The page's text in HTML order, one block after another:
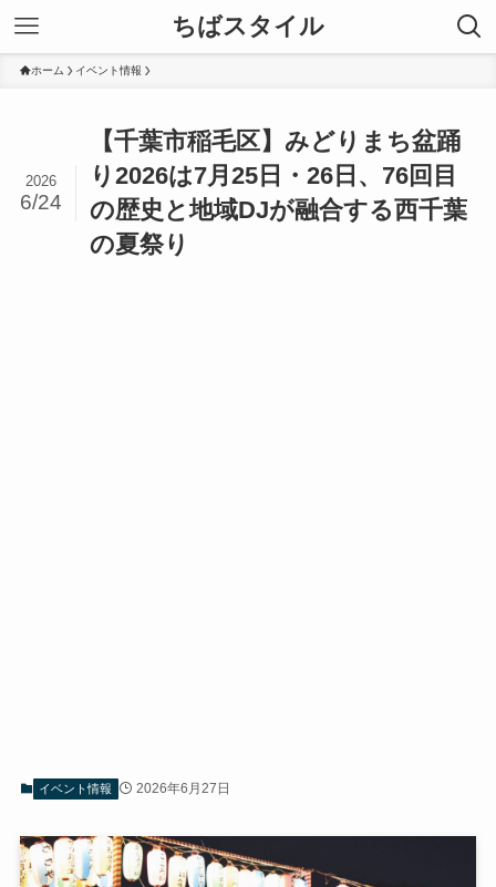
ちばスタイル
ホーム イベント情報
【千葉市稲毛区】みどりまち盆踊
り2026は7月25日・26日、76回目
の歴史と地域DJが融合する西千葉
の夏祭り
2026
6/24
イベント情報 2026年6月27日